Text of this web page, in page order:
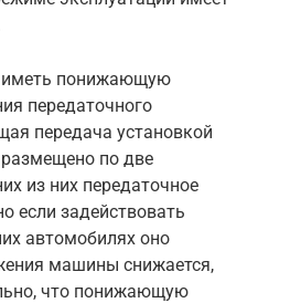
иметь понижающую
передаточного
передача установкой
по две
из них передаточное
если задействовать
автомобилях оно
машины снижается,
что понижающую